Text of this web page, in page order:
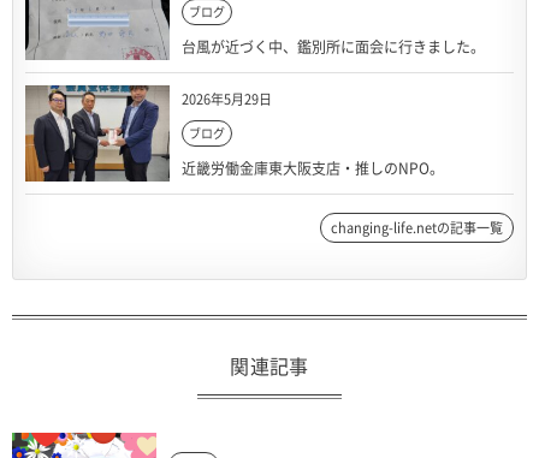
ブログ
台風が近づく中、鑑別所に面会に行きました。
2026年5月29日
ブログ
近畿労働金庫東大阪支店・推しのNPO。
changing-life.netの記事一覧
関連記事